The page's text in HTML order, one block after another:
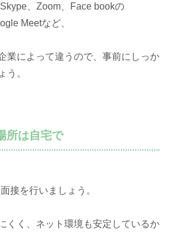
、Zoom、Face bookの
Meetなど、
業によって違うので、事前にしっか
う。
所は自宅で
接を行いましょう。
くく、ネット環境も安定しているか